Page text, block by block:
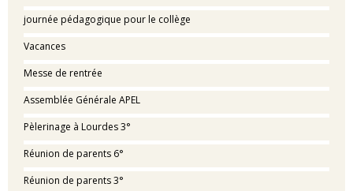
journée pédagogique pour le collège
Vacances
Messe de rentrée
Assemblée Générale APEL
Pèlerinage à Lourdes 3°
Réunion de parents 6°
Réunion de parents 3°